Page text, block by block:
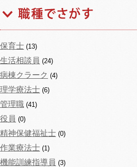
保育士 (13)
生活相談員 (24)
病棟クラーク (4)
理学療法士 (6)
管理職 (41)
役員 (0)
精神保健福祉士 (0)
作業療法士 (1)
機能訓練指導員 (3)